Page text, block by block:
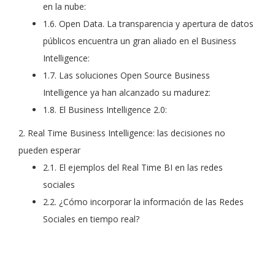
en la nube:
1.6. Open Data. La transparencia y apertura de datos
públicos encuentra un gran aliado en el Business
Intelligence:
1.7. Las soluciones Open Source Business
Intelligence ya han alcanzado su madurez:
1.8. El Business Intelligence 2.0:
2. Real Time Business Intelligence: las decisiones no
pueden esperar
2.1. El ejemplos del Real Time BI en las redes
sociales
2.2. ¿Cómo incorporar la información de las Redes
Sociales en tiempo real?